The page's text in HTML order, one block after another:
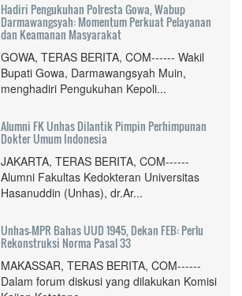
Hadiri Pengukuhan Polresta Gowa, Wabup
Darmawangsyah: Momentum Perkuat Pelayanan
dan Keamanan Masyarakat
GOWA, TERAS BERITA, COM------ Wakil
Bupati Gowa, Darmawangsyah Muin,
menghadiri Pengukuhan Kepoli...
Alumni FK Unhas Dilantik Pimpin Perhimpunan
Dokter Umum Indonesia
JAKARTA, TERAS BERITA, COM------
Alumni Fakultas Kedokteran Universitas
Hasanuddin (Unhas), dr.Ar...
Unhas-MPR Bahas UUD 1945, Dekan FEB: Perlu
Rekonstruksi Norma Pasal 33
MAKASSAR, TERAS BERITA, COM------
Dalam forum diskusi yang dilakukan Komisi